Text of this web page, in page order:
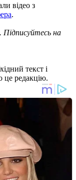
відео з
.
Підписуйтесь на
текст і
це редакцію.